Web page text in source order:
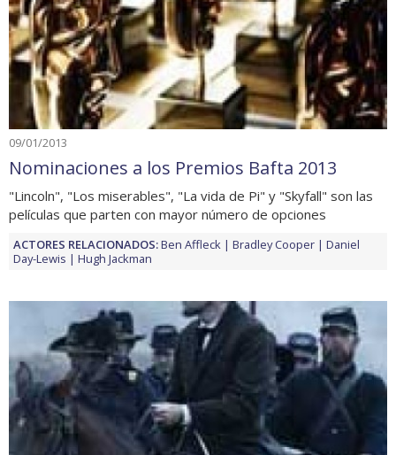
09/01/2013
Nominaciones a los Premios Bafta 2013
"Lincoln", "Los miserables", "La vida de Pi" y "Skyfall" son las
películas que parten con mayor número de opciones
ACTORES RELACIONADOS:Ben Affleck Bradley Cooper
Daniel
Day-Lewis
Hugh Jackman